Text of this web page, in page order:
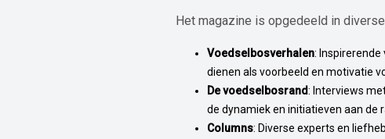
Het magazine is opgedeeld in
Voedselbosverhalen: Inspirerende
dienen als voorbeeld en motivatie
De voedselbosrand: Interviews
de dynamiek en initiatieven aan de
Columns: Diverse experts en